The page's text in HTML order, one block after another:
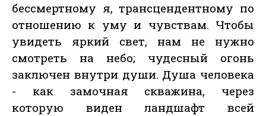
бессмертному я, трансцендентному по
отношению к уму и чувствам. Чтобы
увидеть яркий свет, нам не нужно
смотреть на небо; чудесный огонь
заключен внутри души. Душа человека
- как замочная скважина, через
которую виден ландшафт всей